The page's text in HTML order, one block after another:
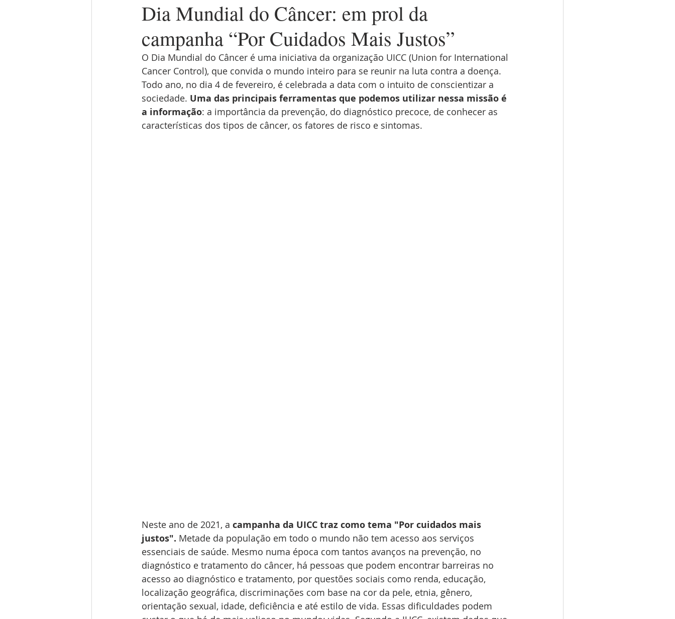
câncer de parotida câncer de cabeça e pescoço câncer de orofaringe HPV nutrição
câncer de faringe saúde da mulher outubro rosa saúde do homem dezembro laranja
cirurgia robótica fisioterapia psico-oncologia câncer de cavidade nasal
Dia Mundial do Câncer: em prol da
campanha “Por Cuidados Mais Justos”
O Dia Mundial do Câncer é uma iniciativa da organização UICC (Union for International
Cancer Control), que convida o mundo inteiro para se reunir na luta contra a doença.
Todo ano, no dia 4 de fevereiro, é celebrada a data com o intuito de conscientizar a
sociedade. Uma das principais ferramentas que podemos utilizar nessa missão é
a informação: a importância da prevenção, do diagnóstico precoce, de conhecer as
características dos tipos de câncer, os fatores de risco e sintomas.
Neste ano de 2021, a campanha da UICC traz como tema "Por cuidados mais
justos". Metade da população em todo o mundo não tem acesso aos serviços
essenciais de saúde. Mesmo numa época com tantos avanços na prevenção, no
diagnóstico e tratamento do câncer, há pessoas que podem encontrar barreiras no
acesso ao diagnóstico e tratamento, por questões sociais como renda, educação,
localização geográfica, discriminações com base na cor da pele, etnia, gênero,
orientação sexual, idade, deficiência e até estilo de vida. Essas dificuldades podem